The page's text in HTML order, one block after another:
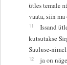
ütles temale
vaata, siin ma
11
Issand
kutsutakse
Sauluse-
12
ja on